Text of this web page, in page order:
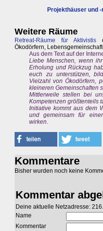
Projekthäuser und
Weitere Räume
Retreat-Räume für Aktivistis
Ökodörfern,
Aus dem Text auf der
Liebe Menschen, wenn
Erholung und Rückzug
euch zu unterstützen,
Vielzahl von Ökodörfern,
kleineren Gemeinschaften
Mittlerweile stellen bei
Kompetenzen größtenteils
Initiative kommt aus dem
und gemeinsam für
wirken.
Kommentare
Bisher wurden noch keine
Kommentar
Deine aktuelle Netzadresse:
Name
Kommentar